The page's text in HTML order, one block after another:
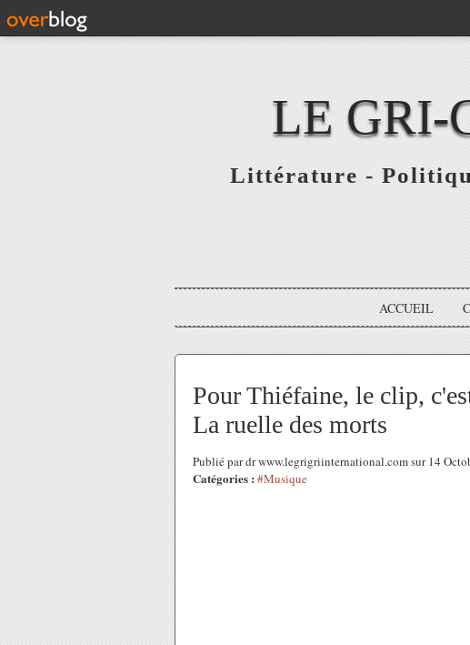
LE GRI-
Littérature -
ACCUEIL
Pour Thiéfaine, le clip,
La ruelle des morts
Publié par dr www.legrigriinternational.com sur 14
Catégories : #Musique